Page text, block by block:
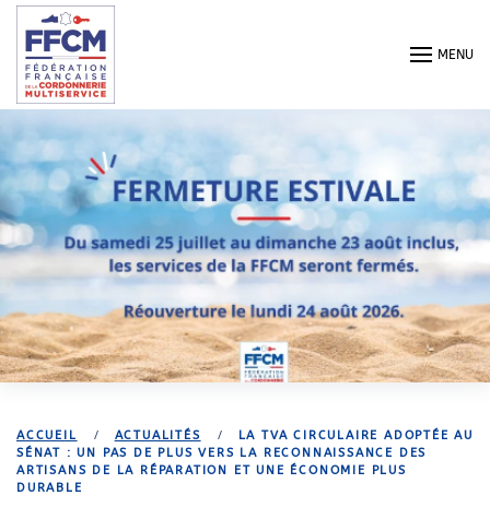
Passer au contenu principal MENU
ACCUEIL ACTUALITÉS
LA TVA CIRCULAIRE ADOPTÉE AU
SÉNAT : UN PAS DE PLUS VERS LA RECONNAISSANCE DES
ARTISANS DE LA RÉPARATION ET UNE ÉCONOMIE PLUS
DURABLE